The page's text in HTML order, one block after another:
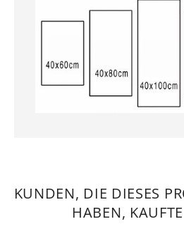
KUNDEN, DIE DIESES
HABEN,